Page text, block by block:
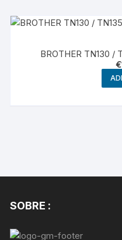
BROTHER TN130 /
€
SOBRE :